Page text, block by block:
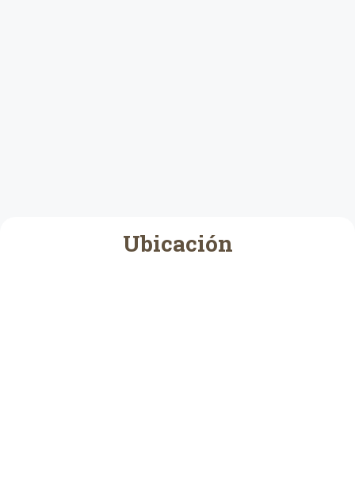
Ubicación